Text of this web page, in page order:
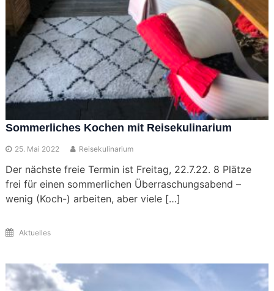
Sommerliches Kochen mit Reisekulinarium
25. Mai 2022 Reisekulinarium
Der nächste freie Termin ist Freitag, 22.7.22. 8 Plätze
frei für einen sommerlichen Überraschungsabend –
wenig (Koch-) arbeiten, aber viele […]
Aktuelles